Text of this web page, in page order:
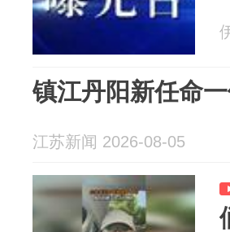
镇江丹阳新任命
江苏新闻 2026-08-05